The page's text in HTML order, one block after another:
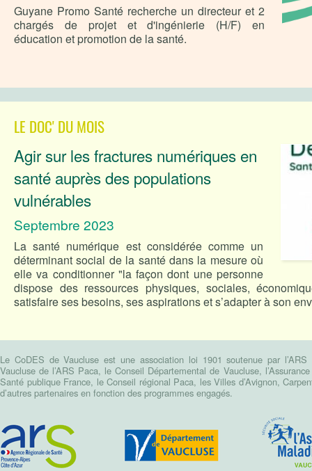
Guyane Promo Santé recherche un directeur et 2
chargés de projet et d'ingénierie (H/F) en
éducation et promotion de la santé.
LE DOC' DU MOIS
Agir sur les fractures numériques en
santé auprès des populations
vulnérables
Septembre 2023
La santé numérique est considérée comme un
déterminant social de la santé dans la mesure où
elle va conditionner "la façon dont une personne
dispose des ressources physiques, sociales,
satisfaire ses besoins, ses aspirations et s’adapter à son
Le CoDES de Vaucluse est une association loi 1901 soutenue par
Vaucluse de l’ARS Paca, le Conseil Départemental de Vaucluse,
Santé publique France, le Conseil régional Paca, les Villes d’Avignon,
d’autres partenaires en fonction des programmes engagés.